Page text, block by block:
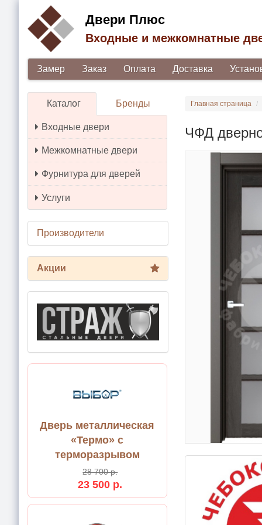
Двери Плюс
Входные и межкомнатные
Замер Заказ Оплата Доставка
Каталог Бренды
Входные двери
Межкомнатные двери
Фурнитура для дверей
Услуги
Производители
Акции
Дверь металлическая
«Термо» с
терморазрывом
28 700 р.
23 500 р.
Главная страница
ЧФД